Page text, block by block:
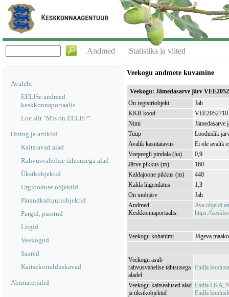
Andmed Statistika ja viited
Avaleht
EELISe andmed
keskkonnaportaalis
Loe siit "Mis on EELIS?"
Otsing ja artiklid
Kaitstavad alad
Rahvusvahelise tähtsusega alad
Üksikobjektid
Ürglooduse objektid
Pärandkultuuriobjektid
Pargid, puistud
Liigid
Veekogud
Saared
Kaitsekorralduskavad
Abimaterjalid
Veekogu andmete kuvamine
Veekogu: Jämedasarve järv
On registriobjekt
Jah
KKR kood
VEE2052710
Nimi
Jämedasarve
Tüüp
Looduslik
Avalik kasutatavus
Ei ole avalik
Veepeegli pindala (ha)
0,9
Järve pikkus (m)
160
Kaldajoone pikkus (m)
440
Kalda liigendatus
1,3
On umbjärv
Jah
Andmed
Keskkonnaportaalis:
Ava objekti
https://
Veekogu kohanimi Jõgeva
Veekogu asub
rahvusvahelise tähtsusega
aladel
Endla
Veekogu kaitsealused alad
ja üksikobjektid
Endla LKA,
Endla